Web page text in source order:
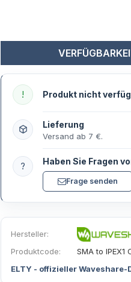
! Produkt nicht
Lieferung
Versand ab 7 €.
? Haben Sie Fragen
Frage senden
Hersteller:
Produktcode:
SMA to IPEX1
ELTY - offizieller